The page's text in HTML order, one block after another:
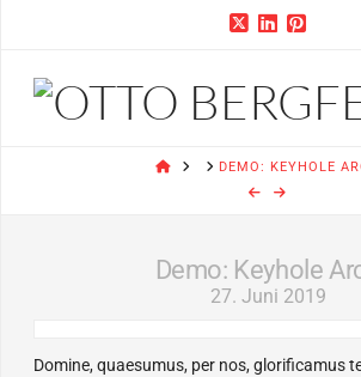
HOME DEMO: KEYHOLE
Demo: Keyhole
27. Juni 2019
Domine, quaesumus, per nos, glorificamus